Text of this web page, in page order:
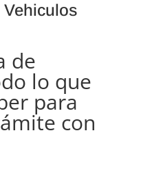
de
lo que
para
con